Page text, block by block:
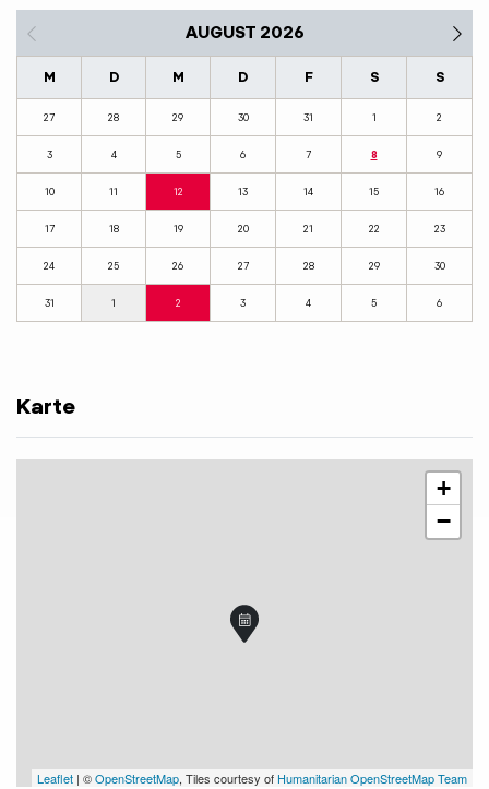
AUGUST 2026
M D M D F S S
27 28 29 30 31 1 2
3 4 5 6 7 8 9
10 11 12 13 14 15 16
17 18 19 20 21 22 23
24 25 26 27 28 29 30
31 1 2 3 4 5 6
Karte
+
−
Leaflet | ©OpenStreetMap, Tiles courtesy of Humanitarian OpenStreetMap Team